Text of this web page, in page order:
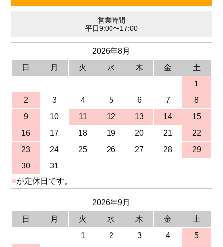
営業時間
平日9:00〜17:00
2026年8月
日
月 火 水 木 金
土
1
2
3 4 5 6 7
8
9
10 11 12 13 14
15
16
17 18 19 20 21
22
23
24 25 26 27 28
29
30
31
■が定休日です。
2026年9月
日
月 火 水 木 金
土
1
2 3 4
5